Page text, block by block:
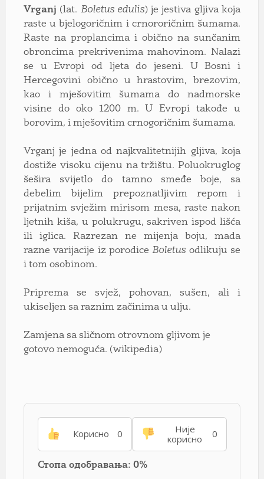
Vrganj (lat. Boletus edulis) je jestiva gljivakoja
raste u bjelogoričnim i crnororičnim šumama.
Raste na proplancima i obično na sunčanim
obroncima prekrivenimamahovinom. Nalazi
se u Evropi od ljeta do jeseni. U Bosni i
Hercegovini obično u hrastovim, brezovim,
kao i mješovitim šumama do nadmorske
visine do oko 1200 m. U Evropi takođe u
borovim, i mješovitim crnogoričnim šumama.
Vrganj je jedna od najkvalitetnijih gljiva, koja
dostiže visoku cijenu na tržištu. Poluokruglog
šešira svijetlo do tamno smeđe boje, sa
debelim bijelim prepoznatljivim repom i
prijatnim svježim mirisom mesa, raste nakon
ljetnih kiša, u polukrugu, sakriven ispod lišća
ili iglica. Razrezan ne mijenja boju, mada
razne varijacije iz porodiceBoletus odlikuju se
i tom osobinom.
Priprema se svjež, pohovan, sušen, ali i
ukiseljen sa raznim začinima u ulju.
Zamjena sa sličnom otrovnom gljivom je
gotovo nemoguća. (wikipedia)
Корисно 0
Није
корисно
0
Стопа одобравања: 0%